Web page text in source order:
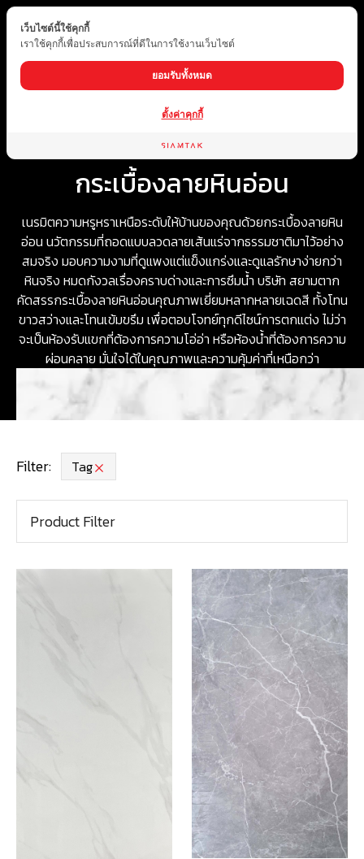
กระเบื้อง
กระเบื้องลายหินอ่อน
เนรมิตความหรูหราเหนือระดับให้บ้านของคุณด้วยกระเบื้องลายหิน
อ่อน นวัตกรรมที่ถอดแบบลวดลายเส้นแร่จากธรรมชาติมาไว้อย่าง
สมจริง มอบความงามที่ดูแพงแต่แข็งแกร่งและดูแลรักษาง่ายกว่า
หินจริง หมดกังวลเรื่องคราบด่างและการซึมน้ำ บริษัท สยามตาก
คัดสรรกระเบื้องลายหินอ่อนคุณภาพเยี่ยมหลากหลายเฉดสี ทั้งโทน
ขาวสว่างและโทนเข้มขรึม เพื่อตอบโจทย์ทุกดีไซน์การตกแต่ง ไม่ว่า
จะเป็นห้องรับแขกที่ต้องการความโอ่อ่า หรือห้องน้ำที่ต้องการความ
ผ่อนคลาย มั่นใจได้ในคุณภาพและความคุ้มค่าที่เหนือกว่า
Filter: Tag
Product Filter
เว็บไซต์นี้ใช้คุกกี้
เราใช้คุกกี้เพื่อประสบการณ์ที่ดีในการใช้งานเว็บไซต์
ยอมรับทั้งหมด
ตั้งค่าคุกกี้